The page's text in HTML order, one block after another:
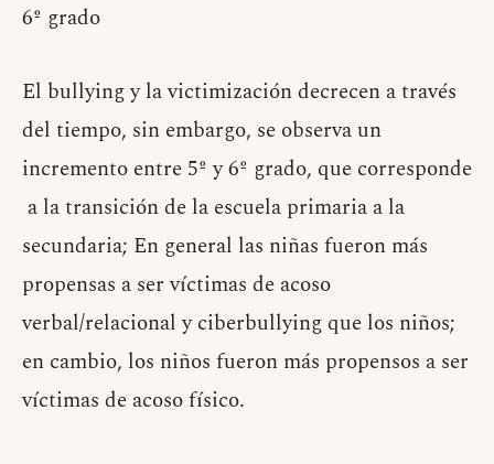
6º grado
El bullying y la victimización decrecen a través
del tiempo, sin embargo, se observa un
incremento entre 5º y 6º grado, que corresponde
a la transición de la escuela primaria a la
secundaria; En general las niñas fueron más
propensas a ser víctimas de acoso
verbal/relacional y ciberbullying que los niños;
en cambio, los niños fueron más propensos a ser
víctimas de acoso físico.